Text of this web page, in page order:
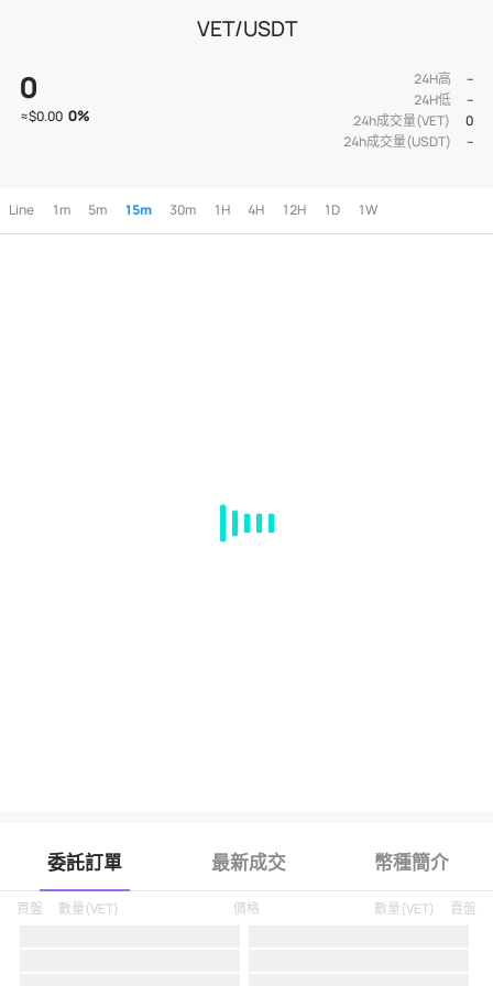
VET/USDT
0
≈$0.00 0%
24H高
--
24H低
--
24h成交量(VET)
0
24h成交量(USDT)
--
Line 1m 5m 15m 30m 1H 4H 12H 1D 1W
委託訂單 最新成交 幣種簡介
買盤 數量(VET) 價格 賣盤
數量(VET)